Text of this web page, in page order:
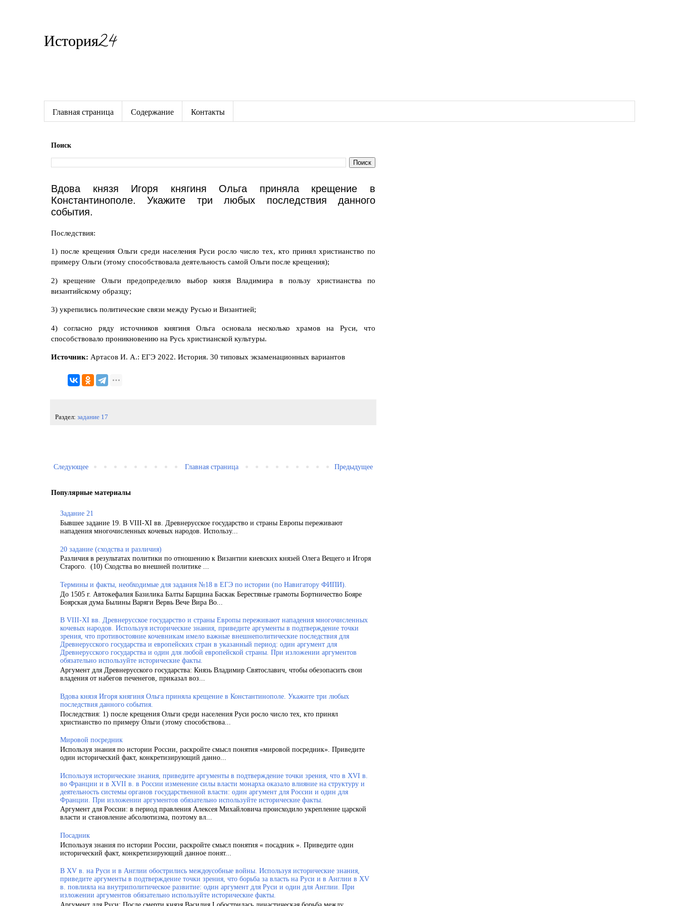
История24
Главная страница Содержание Контакты
Поиск
Вдова князя Игоря княгиня Ольга приняла крещение в
Константинополе. Укажите три любых последствия данного
события.
Последствия:
1) после крещения Ольги среди населения Руси росло число тех, кто принял христианство по
примеру Ольги (этому способствовала деятельность самой Ольги после крещения);
2) крещение Ольги предопределило выбор князя Владимира в пользу христианства по
византийскому образцу;
3) укрепились политические связи между Русью и Византией;
4) согласно ряду источников княгиня Ольга основала несколько храмов на Руси, что
способствовало проникновению на Русь христианской культуры.
Источник: Артасов И. А.: ЕГЭ 2022. История. 30 типовых экзаменационных вариантов
Раздел: задание 17
Следующее Предыдущее
Главная страница
Популярные материалы
Задание 21
Бывшее задание 19. В VIII-XI вв. Древнерусское государство и страны Европы переживают
нападения многочисленных кочевых народов. Использу...
20 задание (сходства и различия)
Различия в результатах политики по отношению к Византии киевских князей Олега Вещего и Игоря
Старого. (10) Сходства во внешней политике ...
Термины и факты, необходимые для задания №18 в ЕГЭ по истории (по Навигатору ФИПИ).
До 1505 г. Автокефалия Базилика Балты Барщина Баскак Берестяные грамоты Бортничество Бояре
Боярская дума Былины Варяги Вервь Вече Вира Во...
В VIII-XI вв. Древнерусское государство и страны Европы переживают нападения многочисленных
кочевых народов. Используя исторические знания, приведите аргументы в подтверждение точки
зрения, что противостояние кочевникам имело важные внешнеполитические последствия для
Древнерусского государства и европейских стран в указанный период: один аргумент для
Древнерусского государства и один для любой европейской страны. При изложении аргументов
обязательно используйте исторические факты.
Аргумент для Древнерусского государства: Князь Владимир Святославич, чтобы обезопасить свои
владения от набегов печенегов, приказал воз...
Вдова князя Игоря княгиня Ольга приняла крещение в Константинополе. Укажите три любых
последствия данного события.
Последствия: 1) после крещения Ольги среди населения Руси росло число тех, кто принял
христианство по примеру Ольги (этому способствова...
Мировой посредник
Используя знания по истории России, раскройте смысл понятия «мировой посредник». Приведите
один исторический факт, конкретизирующий данно...
Используя исторические знания, приведите аргументы в подтверждение точки зрения, что в XVI в.
во Франции и в XVII в. в России изменение силы власти монарха оказало влияние на структуру и
деятельность системы органов государственной власти: один аргумент для России и один для
Франции. При изложении аргументов обязательно используйте исторические факты.
Аргумент для России: в период правления Алексея Михайловича происходило укрепление царской
власти и становление абсолютизма, поэтому вл...
Посадник
Используя знания по истории России, раскройте смысл понятия « посадник ». Приведите один
исторический факт, конкретизирующий данное понят...
В XV в. на Руси и в Англии обострились междоусобные войны. Используя исторические знания,
приведите аргументы в подтверждение точки зрения, что борьба за власть на Руси и в Англии в XV
в. повлияла на внутриполитическое развитие: один аргумент для Руси и один для Англии. При
изложении аргументов обязательно используйте исторические факты.